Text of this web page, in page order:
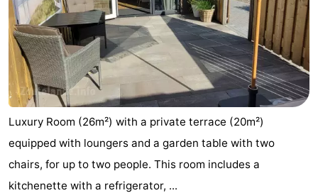
Luxury Room (26m²) with a private terrace (20m²)
equipped with loungers and a garden table with two
chairs, for up to two people. This room includes a
kitchenette with a refrigerator, ...